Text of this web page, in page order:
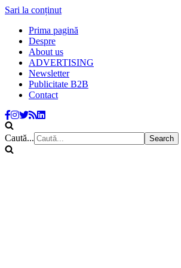
Sari la conținut
Prima pagină
Despre
About us
ADVERTISING
Newsletter
Publicitate B2B
Contact
Caută...